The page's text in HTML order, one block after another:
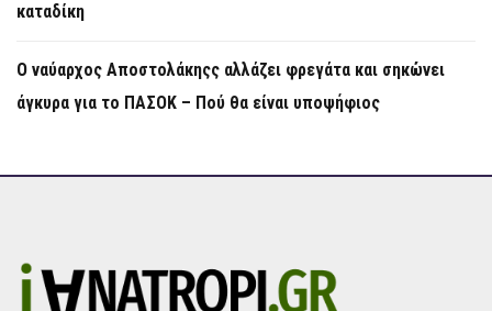
καταδίκη
Ο ναύαρχος Αποστολάκηςς αλλάζει φρεγάτα και σηκώνει
άγκυρα για το ΠΑΣΟΚ – Πού θα είναι υποψήφιος